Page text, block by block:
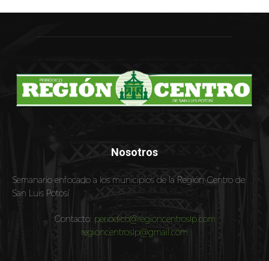
Nosotros
Semanario enfocado a los municipios de la Región Centro de
San Luis Potosí
Contacto: periodico@regioncentroslp.com
regioncentroslp@gmail.com